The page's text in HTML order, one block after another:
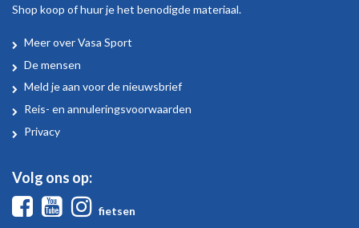
Shop koop of huur je het benodigde materiaal.
Over
Vasa
Sport
Meer over Vasa Sport
De mensen
Meld je aan voor de nieuwsbrief
Reis- en annuleringsvoorwaarden
Privacy
Volg ons op:
FacebookYoutube
fietsen